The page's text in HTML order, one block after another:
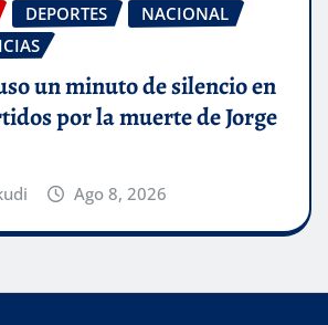
DEPORTES
NACIONAL
un minuto de silencio en
por la muerte de Jorge
Ago 8, 2026